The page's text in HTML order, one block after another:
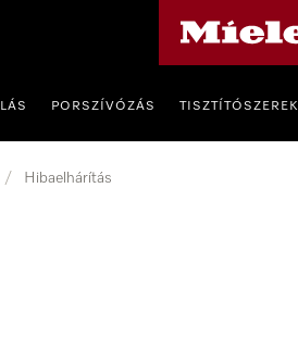
PORSZÍVÓZÁS TISZTÍTÓSZEREK
/ Hibaelhárítás